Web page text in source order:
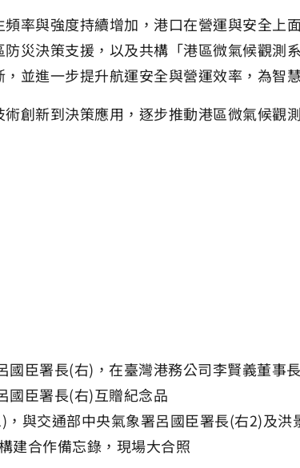
率與強度持續增加，港口在營運與安全上
災決策支援，以及共構「港區微氣候觀測
並進一步提升航運安全與營運效率，為智
創新到決策應用，逐步推動港區微氣候觀
臣署長(右)，在臺灣港務公司李賢義董事
國臣署長(右)互贈紀念品
與交通部中央氣象署呂國臣署長(右2)及
建合作備忘錄，現場大合照